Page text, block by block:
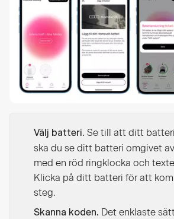
Välj batteri. Se till att ditt
ska du se ditt batteri omgivet
med en röd ringklocka och
Klicka på ditt batteri för att
steg.
Skanna koden. Det enklaste